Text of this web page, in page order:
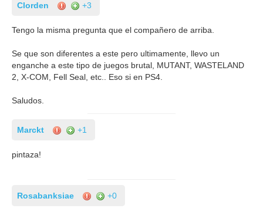
Clorden +3
Tengo la misma pregunta que el compañero de arriba.
Se que son diferentes a este pero ultimamente, llevo un
enganche a este tipo de juegos brutal, MUTANT, WASTELAND
2, X-COM, Fell Seal, etc.. Eso si en PS4.
Saludos.
Marckt +1
pintaza!
Rosabanksiae +0